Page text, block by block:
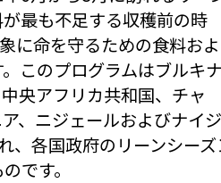
最も不足する収穫前の時
に命を守るための食料お
このプログラムはブルキ
央アフリカ共和国、チャ
、ニジェールおよびナイジ
、各国政府のリーンシー
です。